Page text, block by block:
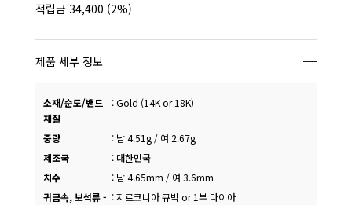
적립금 34,400 (2%)
제품 세부 정보
소재/순도/밴드
재질
:Gold (14K or 18K)
중량 : 남 4.51g / 여 2.67g
제조국
: 대한민국
치수
: 남 4.65mm / 여 3.6mm
귀금속, 보석류 - :지르코니아 큐빅 or 1부 다이아